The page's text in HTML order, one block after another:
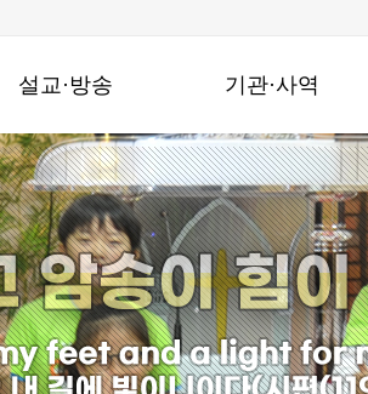
설교·방송
설교
밤예배
밤기도회
인성경공부
영상
기관·사역
기관
지역사회와함께
선교사역